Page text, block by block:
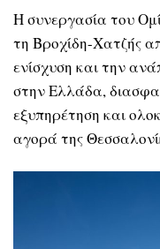
Η συνεργασία του
τη Βροχίδη-Χατζής
ενίσχυση και την
στην Ελλάδα,
εξυπηρέτηση και
αγορά της